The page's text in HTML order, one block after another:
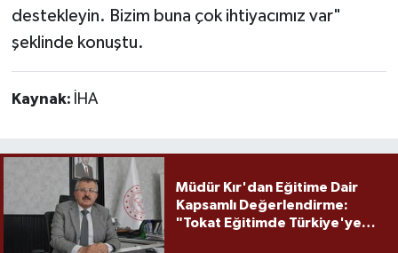
destekleyin. Bizim buna çok ihtiyacımız var"
şeklinde konuştu.
Kaynak: İHA
Müdür Kır'dan Eğitime Dair
Kapsamlı Değerlendirme:
"Tokat Eğitimde Türkiye'ye